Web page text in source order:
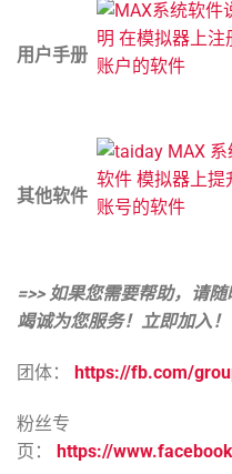
用户手册
其他软件
=>> 如果您需要帮助，请
竭诚为您服务！立即加入！
团体： https://fb.com/
粉丝专
页： https://